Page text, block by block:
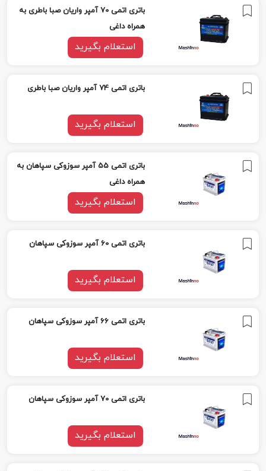
باتری اتمی 70 آمپر واریان صبا باطری به
همراه داغی
استعلام بگیرید
باتری اتمی 74 آمپر واریان صبا باطری
استعلام بگیرید
باتری اتمی 55 آمپر سوزوکی سپاهان به
همراه داغی
استعلام بگیرید
باتری اتمی 60 آمپر سوزوکی سپاهان
استعلام بگیرید
باتری اتمی 66 آمپر سوزوکی سپاهان
استعلام بگیرید
باتری اتمی 70 آمپر سوزوکی سپاهان
استعلام بگیرید